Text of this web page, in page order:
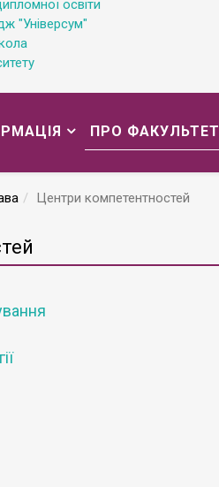
освіти
"Універсум"
ПРО ФАКУЛЬТЕТ
Центри компетентностей